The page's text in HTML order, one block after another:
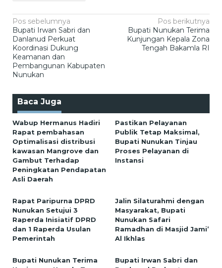
Navigasi
pos
Pos sebelumnya
Bupati Irwan Sabri dan
Danlanud Perkuat
Koordinasi Dukung
Keamanan dan
Pembangunan Kabupaten
Nunukan
Pos berikutnya
Bupati Nunukan Terima
Kunjungan Kepala Zona
Tengah Bakamla RI
Baca Juga
Wabup Hermanus Hadiri
Rapat pembahasan
Optimalisasi distribusi
kawasan Mangrove dan
Gambut Terhadap
Peningkatan Pendapatan
Asli Daerah
Pastikan Pelayanan
Publik Tetap Maksimal,
Bupati Nunukan Tinjau
Proses Pelayanan di
Instansi
Rapat Paripurna DPRD
Nunukan Setujui 3
Raperda Inisiatif DPRD
dan 1 Raperda Usulan
Pemerintah
Jalin Silaturahmi dengan
Masyarakat, Bupati
Nunukan Safari
Ramadhan di Masjid Jami’
Al Ikhlas
Bupati Nunukan Terima
Bupati Irwan Sabri dan